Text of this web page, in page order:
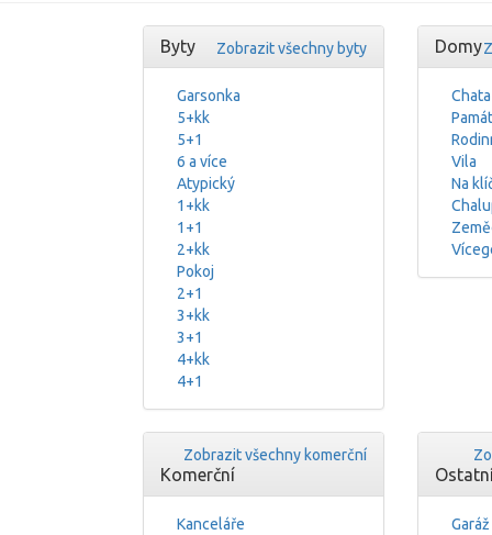
Zobrazit všechny byty
Byty
Garsonka
5+kk
5+1
6 a více
Atypický
1+kk
1+1
2+kk
Pokoj
2+1
3+kk
3+1
4+kk
4+1
Domy
Chata
Vila
Na
Zobrazit všechny komerční
Komerční
Kanceláře
Garáž